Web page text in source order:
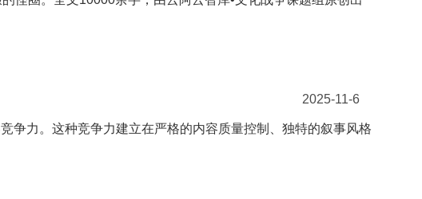
2025-11-6
争力。这种竞争力建立在严格的内容质量控制、独特的叙事风格